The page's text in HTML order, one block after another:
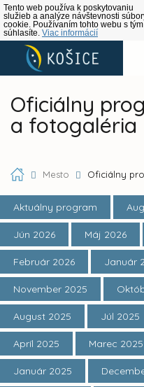
Tento web používa k poskytovaniu
služieb a analýze návštevnosti
cookie. Používaním tohto webu s tým
súhlasíte. Viac informácií
Oficiálny
a fotogaléria
Mesto Oficiálny
Aktuálny program
Jún 2026 Máj 2026
Február 2026 Január
November 2025
August 2025 Júl 2025
Apríl 2025 Marec 2025
Január 2025